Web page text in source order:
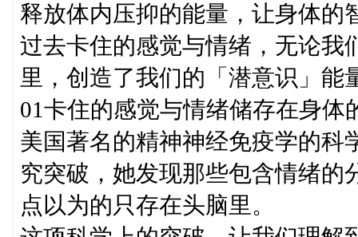
释放体内压抑的能量，让身体的
过去卡住的感觉与情绪，无论我
里，创造了我们的「潜意识」能
01卡住的感觉与情绪储存在身体
美国著名的精神神经免疫学的科
究突破，她发现那些包含情绪的
点以为的只存在头脑里。